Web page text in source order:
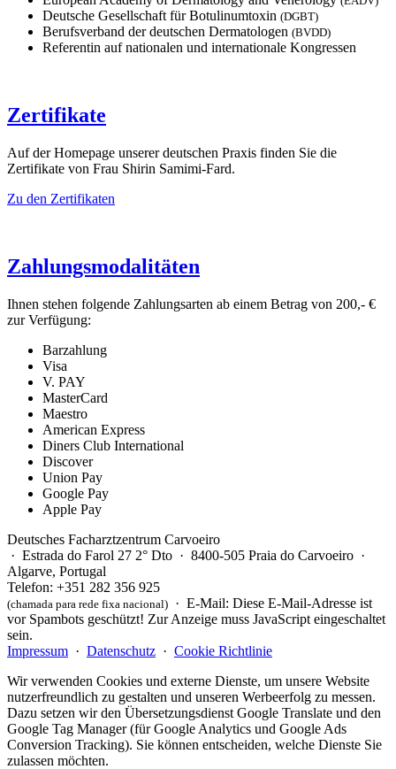
Deutsche Gesellschaft für Botulinumtoxin (DGBT)
Berufsverband der deutschen Dermatologen (BVDD)
Referentin auf nationalen und internationale Kongressen
Zertifikate
Auf der Homepage unserer deutschen Praxis finden Sie die
Zertifikate von Frau Shirin Samimi-Fard.
Zu den Zertifikaten
Zahlungsmodalitäten
Ihnen stehen folgende Zahlungsarten ab einem Betrag von 200,- €
zur Verfügung:
Barzahlung
Visa
V. PAY
MasterCard
Maestro
American Express
Diners Club International
Discover
Union Pay
Google Pay
Apple Pay
Deutsches Facharztzentrum Carvoeiro
· Estrada do Farol 27 2° Dto · 8400-505 Praia do Carvoeiro ·
Algarve, Portugal
Telefon: +351 282 356 925
(chamada para rede fixa nacional) · E-Mail: Diese E-Mail-Adresse ist
vor Spambots geschützt! Zur Anzeige muss JavaScript eingeschaltet
sein.
Impressum · Datenschutz · Cookie Richtlinie
Wir verwenden Cookies und externe Dienste, um unsere Website
nutzerfreundlich zu gestalten und unseren Werbeerfolg zu messen.
Dazu setzen wir den Übersetzungsdienst Google Translate und den
Google Tag Manager (für Google Analytics und Google Ads
Conversion Tracking). Sie können entscheiden, welche Dienste Sie
zulassen möchten.